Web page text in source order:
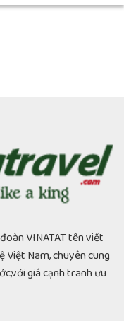
VINATAT tên viết
Việt Nam, chuyên cung
giá cạnh tranh ưu